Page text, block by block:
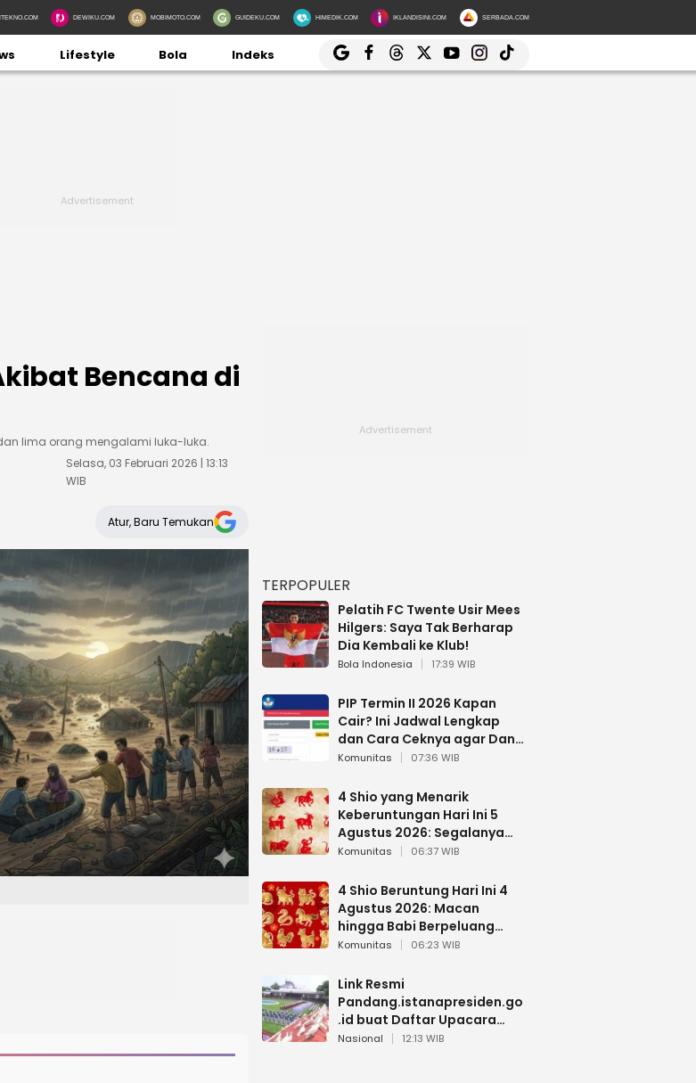
DEWIKU.COM MOBIMOTO.COM GUIDEKU.COM HIMEDIK.COM IKLANDISINI.COM SERBADA.COM
Lifestyle Bola Indeks
Bencana di
lima orang mengalami luka-luka.
Selasa, 03 Februari 2026 | 13:13
WIB
Atur, Baru Temukan
TERPOPULER
Pelatih FC Twente Usir Mees
Hilgers: Saya Tak Berharap
Dia Kembali ke Klub!
Bola Indonesia 17:39 WIB
PIP Termin II 2026 Kapan
Cair? Ini Jadwal Lengkap
dan Cara Ceknya agar Dana
Tidak Hangus!
Komunitas 07:36 WIB
4 Shio yang Menarik
Keberuntungan Hari Ini 5
Agustus 2026: Segalanya
Berjalan Lancar
Komunitas 06:37 WIB
4 Shio Beruntung Hari Ini 4
Agustus 2026: Macan
hingga Babi Berpeluang
Dapat Kabar Baik
Komunitas 06:23 WIB
Link Resmi
Pandang.istanapresiden.go
.id buat Daftar Upacara
Bendera HUT RI di Istana
Nasional 12:13 WIB